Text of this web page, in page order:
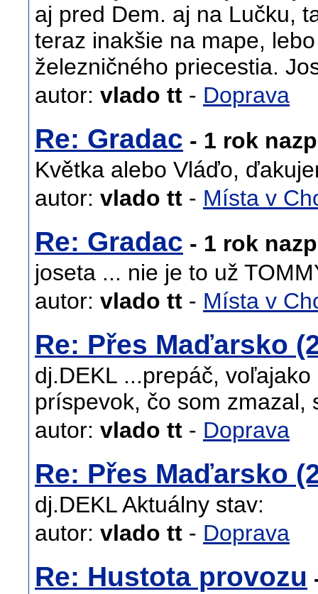
aj pred Dem. aj na Lučku,
teraz inakšie na mape,
železničného priecestia.
autor: vlado tt - Doprava
Re: Gradac - 1 rok
Květka alebo Vláďo,
autor: vlado tt - Místa v
Re: Gradac - 1 rok
joseta ... nie je to už
autor: vlado tt - Místa v
Re: Přes Maďarsko
dj.DEKL ...prepáč,
príspevok, čo som zmazal,
autor: vlado tt - Doprava
Re: Přes Maďarsko
dj.DEKL Aktuálny stav:
autor: vlado tt - Doprava
Re: Hustota provozu